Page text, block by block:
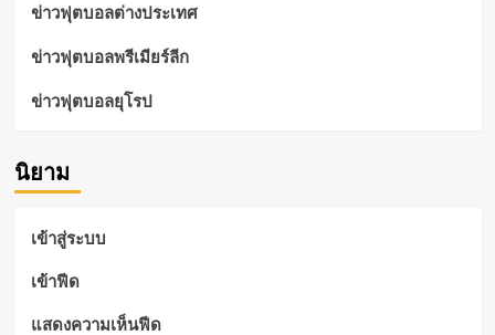
ข่าวฟุตบอลต่างประเทศ
ข่าวฟุตบอลพรีเมียร์ลีก
ข่าวฟุตบอลยุโรป
นิยาม
เข้าสู่ระบบ
เข้าฟีด
แสดงความเห็นฟีด